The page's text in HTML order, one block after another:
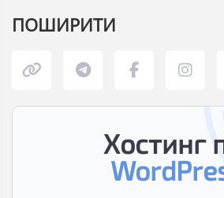
ПОШИРИТИ
Хостинг